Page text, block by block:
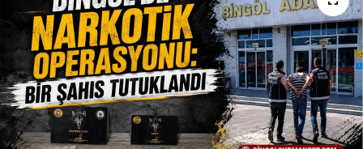
Yaşam
Sağlık
Eğitim